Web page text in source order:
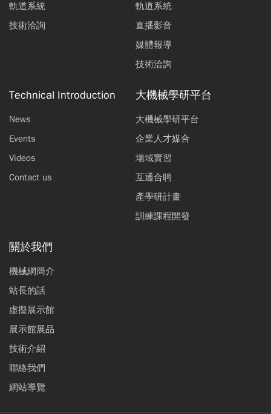
軌道系統
技術洽詢
軌道系統
直播影音
媒體報導
技術洽詢
Technical Introduction
News
Events
Videos
Contact us
大機械學研平台
大機械學研平台
企業人才媒合
場域實習
互通合聘
產學研計畫
訓練課程開發
關於我們
機械網簡介
站長的話
虛擬展示館
展示館展品
技術介紹
聯絡我們
網站導覽